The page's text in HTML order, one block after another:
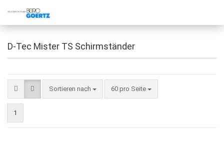
D-Tec Mister TS Schirmständer
Sortieren nach 60 pro Seite
1